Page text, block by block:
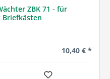
ZBK 71 - für
Briefkästen
Regulärer
10,40 € *